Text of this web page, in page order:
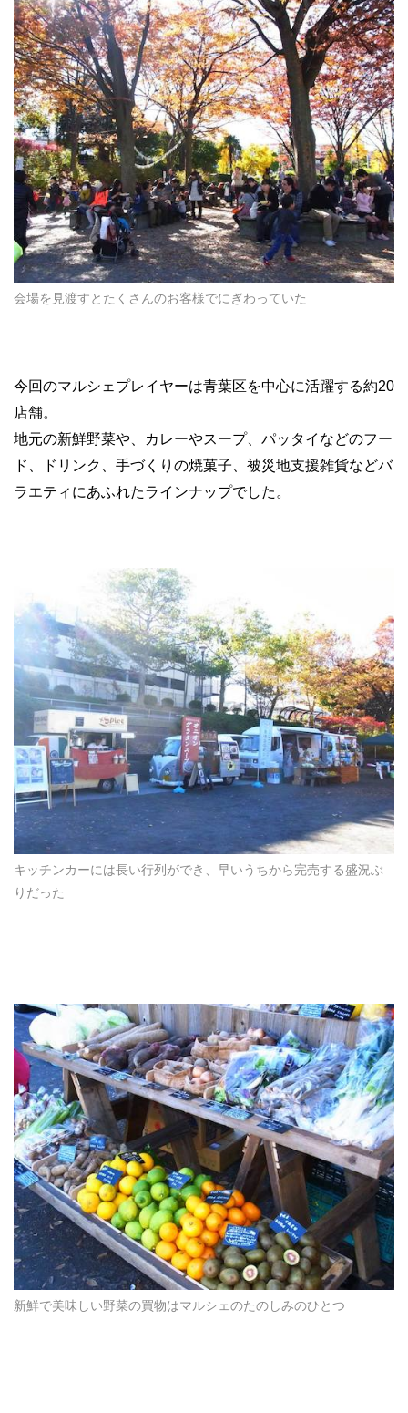
会場を見渡すとたくさんのお客様でにぎわっていた
今回のマルシェプレイヤーは青葉区を中心に活躍する約20
店舗。
地元の新鮮野菜や、カレーやスープ、パッタイなどのフー
ド、ドリンク、手づくりの焼菓子、被災地支援雑貨などバ
ラエティにあふれたラインナップでした。
キッチンカーには長い行列ができ、早いうちから完売する盛況ぶ
りだった
新鮮で美味しい野菜の買物はマルシェのたのしみのひとつ